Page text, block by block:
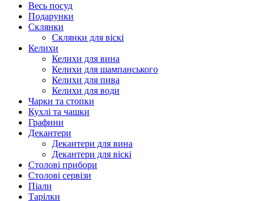
Весь посуд
Подарунки
Склянки
Склянки для віскі
Келихи
Келихи для вина
Келихи для шампанського
Келихи для пива
Келихи для води
Чарки та стопки
Кухлі та чашки
Графини
Декантери
Декантери для вина
Декантери для віскі
Столові прибори
Столові сервізи
Піали
Тарілки